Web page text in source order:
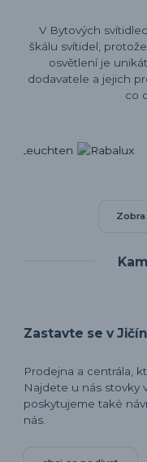
V Bytových
škálu svítidel,
osvětlení je
dodavatele a jejich
co
Zastavte se v
Prodejna a centrála,
Najdete u nás stovky
poskytujeme také
nás.